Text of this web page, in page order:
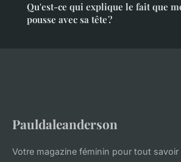
Qu'est-ce qui explique le fait que
pousse avec sa tête ?
Pauldaleanderson
Votre magazine féminin pour tout savoir